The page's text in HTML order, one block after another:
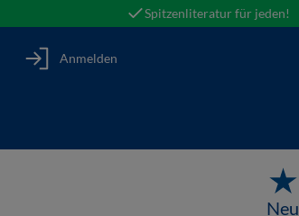
Spitzenliteratur für jeden!
Anmelden
Neu